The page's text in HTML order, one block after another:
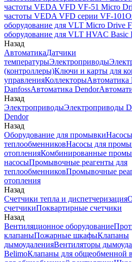
частоты VEDA VFD VF-51 Micro
частоты VEDA VFD серии VF-101
оборудование для VLT Micro Drive
оборудование для VLT HVAC Basic
Назад
АвтоматикаДатчики
температурыЭлектроприводы
(контроллеры)Ключи и карты для
управленияКоллекторыАвтоматика
DanfossАвтоматика Dendor
Назад
ЭлектроприводыЭлектроприводы
Dendor
Назад
Оборудование для промывки
теплообменниковНасосы для
отопленияКомбинированные
насосыПромывочные реагенты для
теплообменниковПромывочные
отопления
Назад
Счетчики тепла и диспетчеризация
счетчикиПоквартирные счетчики
Назад
Вентиляционное оборудование
клапаныПожарные шкафыКлапаны
дымоудаленияВентиляторы
BelimoКлапаны для общеобменной